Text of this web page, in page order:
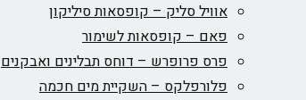
אוויל סליק – קופסאות סיליקון
פאם – קופסאות לשימור
פרס פרופרש – דוחס תבלינים ואבקנים
פלורפלקס – השקיית מים חכמה